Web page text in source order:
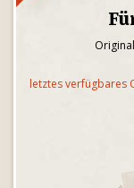
letztes verfügbares